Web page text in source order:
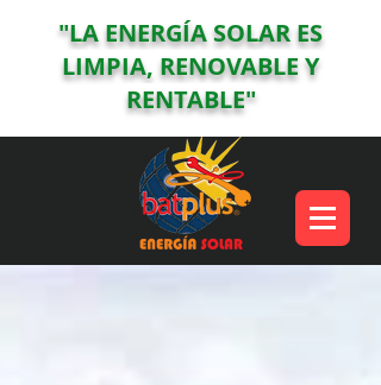
"LA ENERGÍA SOLAR ES
LIMPIA, RENOVABLE Y
RENTABLE"